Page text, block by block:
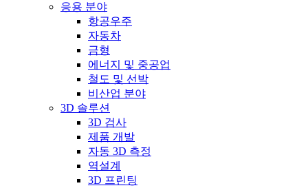
응용 분야
항공우주
자동차
금형
에너지 및 중공업
철도 및 선박
비산업 분야
3D 솔루션
3D 검사
제품 개발
자동 3D 측정
역설계
3D 프린팅